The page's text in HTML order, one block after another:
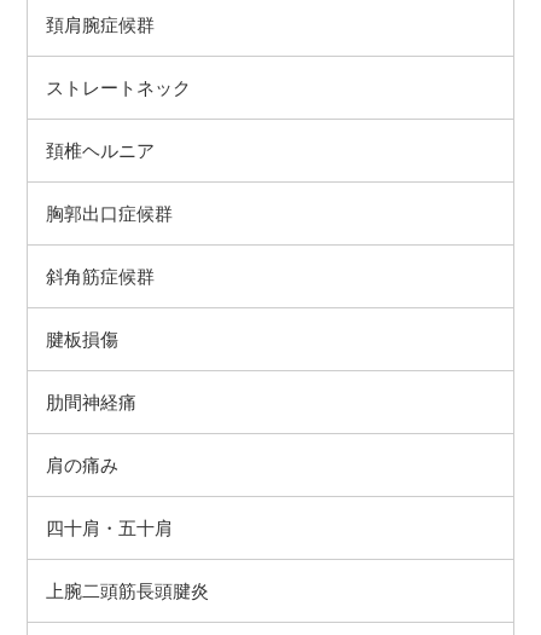
頚肩腕症候群
ストレートネック
頚椎ヘルニア
胸郭出口症候群
斜角筋症候群
腱板損傷
肋間神経痛
肩の痛み
四十肩・五十肩
上腕二頭筋長頭腱炎